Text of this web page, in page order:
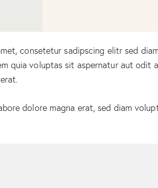
consetetur sadipscing elitr sed
quia voluptas sit aspernatur aut odit
dolore magna erat, sed diam